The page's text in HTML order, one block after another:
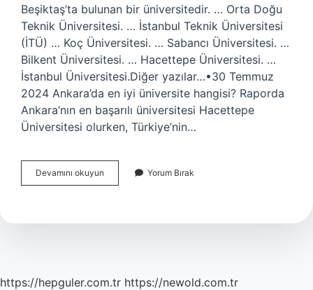
Beşiktaş’ta bulunan bir üniversitedir. … Orta Doğu
Teknik Üniversitesi. … İstanbul Teknik Üniversitesi
(İTÜ) … Koç Üniversitesi. … Sabancı Üniversitesi. …
Bilkent Üniversitesi. … Hacettepe Üniversitesi. …
İstanbul Üniversitesi.Diğer yazılar…•30 Temmuz
2024 Ankara’da en iyi üniversite hangisi? Raporda
Ankara’nın en başarılı üniversitesi Hacettepe
Üniversitesi olurken, Türkiye’nin…
Devamını okuyun Başkent
Üniversitesi
Yorum Bırak
https://hepguler.com.tr https://newold.com.tr